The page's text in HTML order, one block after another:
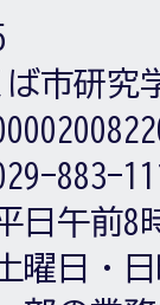
市研究
883-
日午前8
曜日・